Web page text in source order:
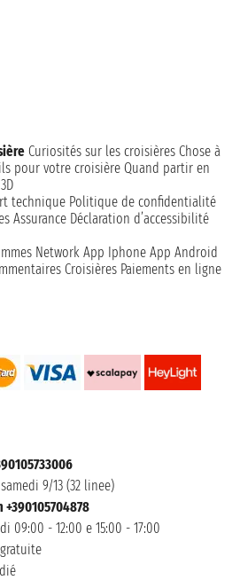
Curiosités sur les croisières Chose à
pour votre croisière Quand partir en
technique Politique de confidentialité
Assurance Déclaration d’accessibilité
Network App Iphone App Android
Croisières Paiements en ligne
9/13 (32 linee)
09:00 - 12:00 e 15:00 - 17:00